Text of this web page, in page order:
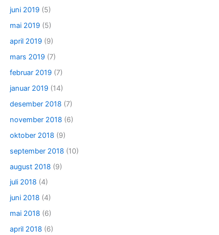
juni 2019 (5)
mai 2019 (5)
april 2019 (9)
mars 2019 (7)
februar 2019 (7)
januar 2019 (14)
desember 2018 (7)
november 2018 (6)
oktober 2018 (9)
september 2018 (10)
august 2018 (9)
juli 2018 (4)
juni 2018 (4)
mai 2018 (6)
april 2018 (6)